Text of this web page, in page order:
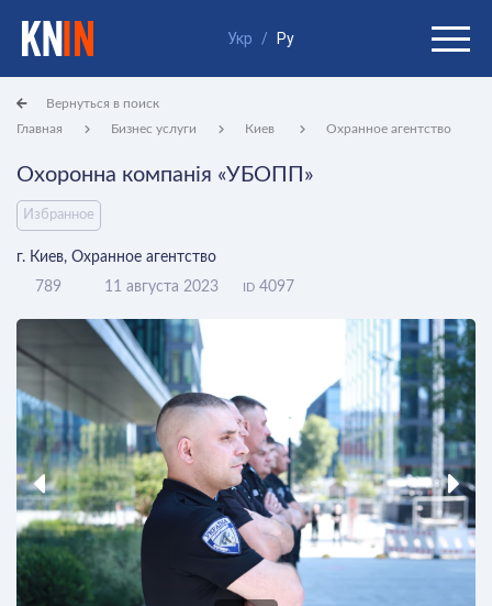
Укр / Ру
Главная Бизнес услуги Киев Охранное агентство
Вернуться в поиск
Охоронна компанія «УБОПП»
Избранное
г. Киев, Охранное агентство
789
11 августа 2023 ID 4097